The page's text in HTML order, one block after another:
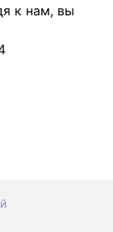
к нам, вы